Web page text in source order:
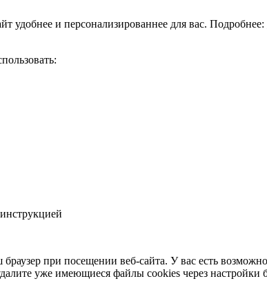
удобнее и персонализированнее для вас. Подробнее:
при посещении веб-сайта. У вас есть
уже имеющиеся файлы cookies через настройки